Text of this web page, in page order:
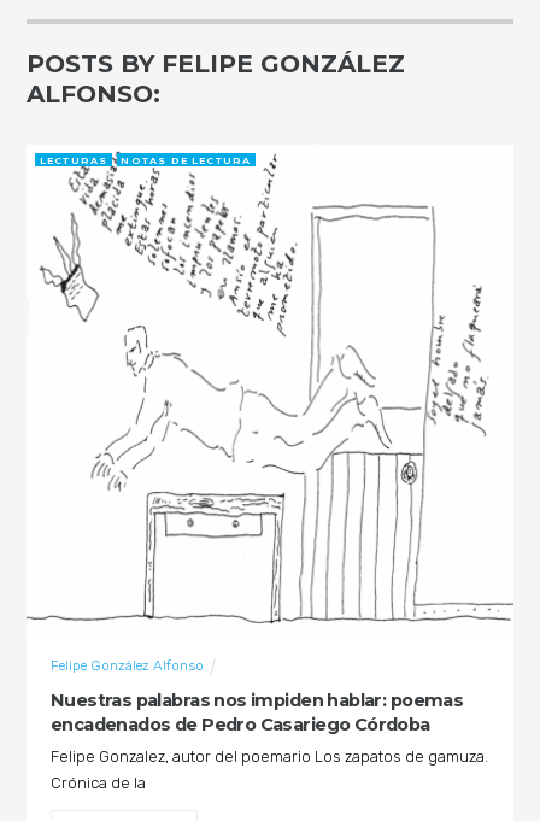
POSTS BY FELIPE GONZÁLEZ
ALFONSO:
Nuestras palabras nos impiden hablar: poemas
encadenados de Pedro Casariego Córdoba
Felipe González Alfonso
LECTURAS NOTAS DE LECTURA
Felipe Gonzalez, autor del poemario Los zapatos de gamuza.
Crónica de la